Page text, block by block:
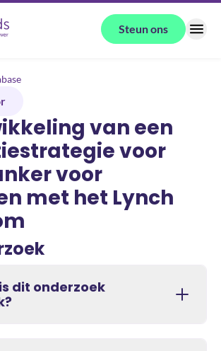
Steun ons
een preventiestrategie voor darmkanker voor
van een
voor
voor
met het Lynch
dit onderzoek